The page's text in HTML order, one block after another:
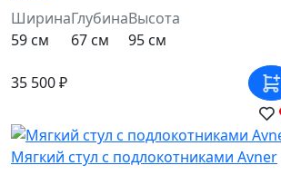
Ширина
59 см
Глубина
67 см
Высота
95 см
35 500 ₽
Мягкий стул с подлокотниками Avner